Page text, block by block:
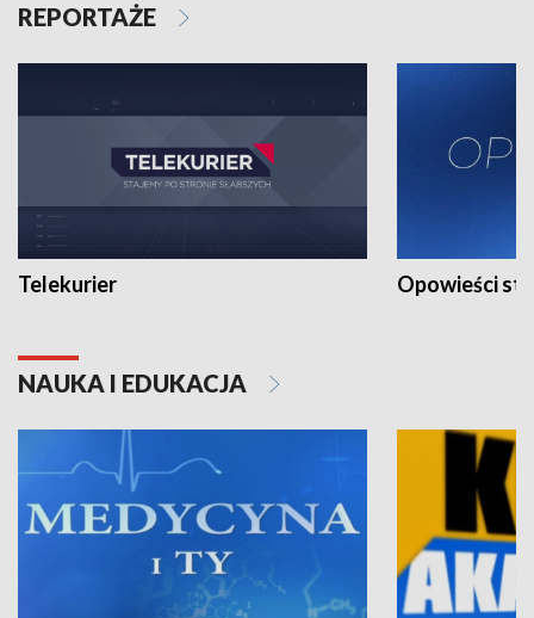
REPORTAŻE
Telekurier Opowieści
NAUKA I EDUKACJA